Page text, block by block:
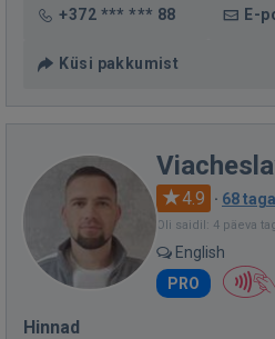
+372 *** *** 88 E-
Küsi pakkumist
4.9 · 68
Oli saidil: 4 päeva
English
PRO
Hinnad